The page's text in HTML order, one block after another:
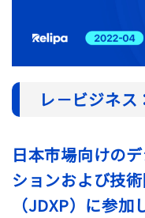
レ－ビジネス
日本市場向けの
ションおよび技
（JDXP）に参加